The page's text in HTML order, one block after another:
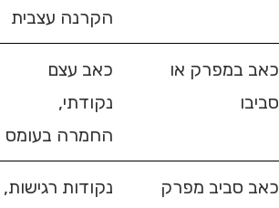
הקרנה עצבית
כאב במפרק או
סביבו
כאב עצם
נקודתי,
החמרה בעומס
כאב סביב מפרק
נקודות רגישות,